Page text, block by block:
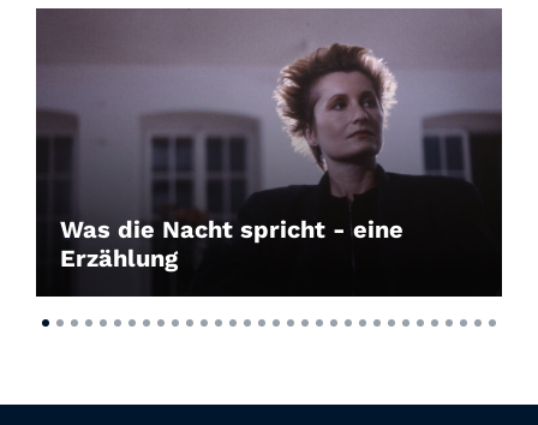
Was die Nacht spricht - eine
Erzählung